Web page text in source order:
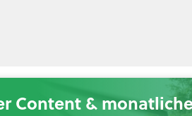
Content &